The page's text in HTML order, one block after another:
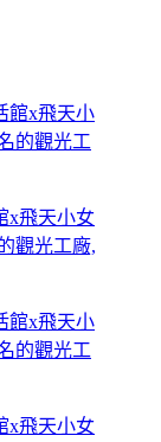
x飛天小女
觀光工廠,
x飛天小女